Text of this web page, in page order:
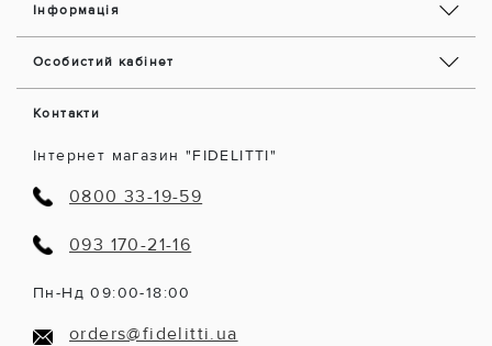
Інформація
Особистий кабінет
Контакти
Інтернет магазин "FIDELITTI"
0800 33-19-59
093 170-21-16
Пн-Нд 09:00-18:00
orders@fidelitti.ua